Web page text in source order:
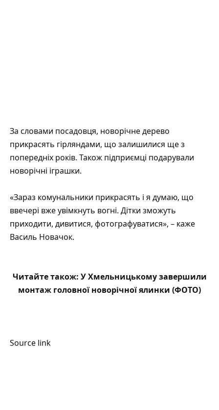
За словами посадовця, новорічне дерево
прикрасять гірляндами, що залишилися ще з
попередніх років. Також підприємці подарували
новорічні іграшки.
«Зараз комунальники прикрасять і я думаю, що
ввечері вже увімкнуть вогні. Дітки зможуть
приходити, дивитися, фотографуватися», – каже
Василь Новачок.
Читайте також: У Хмельницькому завершили
монтаж головної новорічної ялинки (ФОТО)
Source link